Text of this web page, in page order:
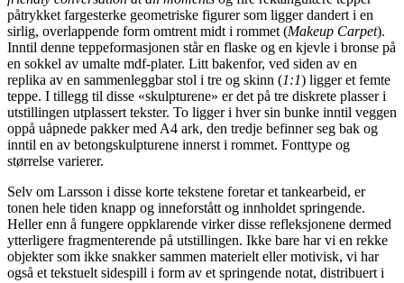
påtrykket fargesterke geometriske figurer som ligger dandert i en
sirlig, overlappende form omtrent midt i rommet (Makeup Carpet).
Inntil denne teppeformasjonen står en flaske og en kjevle i bronse på
en sokkel av umalte mdf-plater. Litt bakenfor, ved siden av en
replika av en sammenleggbar stol i tre og skinn (1:1) ligger et femte
teppe. I tillegg til disse «skulpturene» er det på tre diskrete plasser i
utstillingen utplassert tekster. To ligger i hver sin bunke inntil veggen
oppå uåpnede pakker med A4 ark, den tredje befinner seg bak og
inntil en av betongskulpturene innerst i rommet. Fonttype og
størrelse varierer.
Selv om Larsson i disse korte tekstene foretar et tankearbeid, er
tonen hele tiden knapp og inneforstått og innholdet springende.
Heller enn å fungere oppklarende virker disse refleksjonene dermed
ytterligere fragmenterende på utstillingen. Ikke bare har vi en rekke
objekter som ikke snakker sammen materielt eller motivisk, vi har
også et tekstuelt sidespill i form av et springende notat, distribuert i